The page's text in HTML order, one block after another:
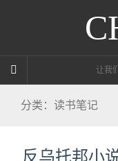
让我
分类：读书笔记
反乌托邦小